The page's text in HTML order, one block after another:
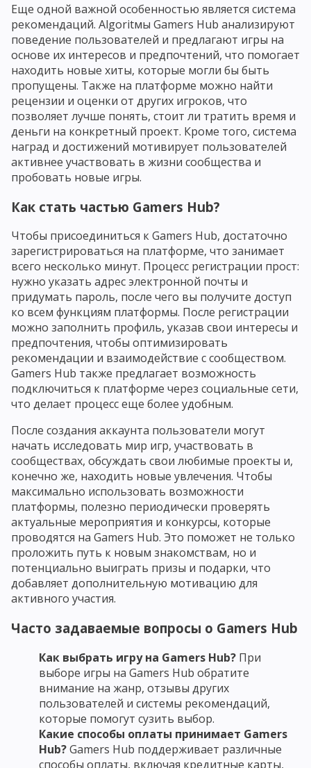
Еще одной важной особенностью является система
рекомендаций. Algoritмы Gamers Hub анализируют
поведение пользователей и предлагают игры на
основе их интересов и предпочтений, что помогает
находить новые хиты, которые могли бы быть
пропущены. Также на платформе можно найти
рецензии и оценки от других игроков, что
позволяет лучше понять, стоит ли тратить время и
деньги на конкретный проект. Кроме того, система
наград и достижений мотивирует пользователей
активнее участвовать в жизни сообщества и
пробовать новые игры.
Как стать частью Gamers Hub?
Чтобы присоединиться к Gamers Hub, достаточно
зарегистрироваться на платформе, что занимает
всего несколько минут. Процесс регистрации прост:
нужно указать адрес электронной почты и
придумать пароль, после чего вы получите доступ
ко всем функциям платформы. После регистрации
можно заполнить профиль, указав свои интересы и
предпочтения, чтобы оптимизировать
рекомендации и взаимодействие с сообществом.
Gamers Hub также предлагает возможность
подключиться к платформе через социальные сети,
что делает процесс еще более удобным.
После создания аккаунта пользователи могут
начать исследовать мир игр, участвовать в
сообществах, обсуждать свои любимые проекты и,
конечно же, находить новые увлечения. Чтобы
максимально использовать возможности
платформы, полезно периодически проверять
актуальные мероприятия и конкурсы, которые
проводятся на Gamers Hub. Это поможет не только
проложить путь к новым знакомствам, но и
потенциально выиграть призы и подарки, что
добавляет дополнительную мотивацию для
активного участия.
Часто задаваемые вопросы о Gamers Hub
Как выбрать игру на Gamers Hub? При
выборе игры на Gamers Hub обратите
внимание на жанр, отзывы других
пользователей и системы рекомендаций,
которые помогут сузить выбор.
Какие способы оплаты принимает Gamers
Hub?Gamers Hub поддерживает различные
способы оплаты, включая кредитные карты,